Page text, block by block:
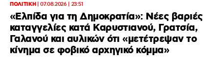
ΠΟΛΙΤΙΚΗ|07.08.2026 | 23:51
«Ελπίδα για τη Δημοκρατία»: Νέες βαριές
καταγγελίες κατά Καρυστιανού, Γρατσία,
Γαλανού και αυλικών ότι «μετέτρεψαν το
κίνημα σε φοβικό αρχηγικό κόμμα»